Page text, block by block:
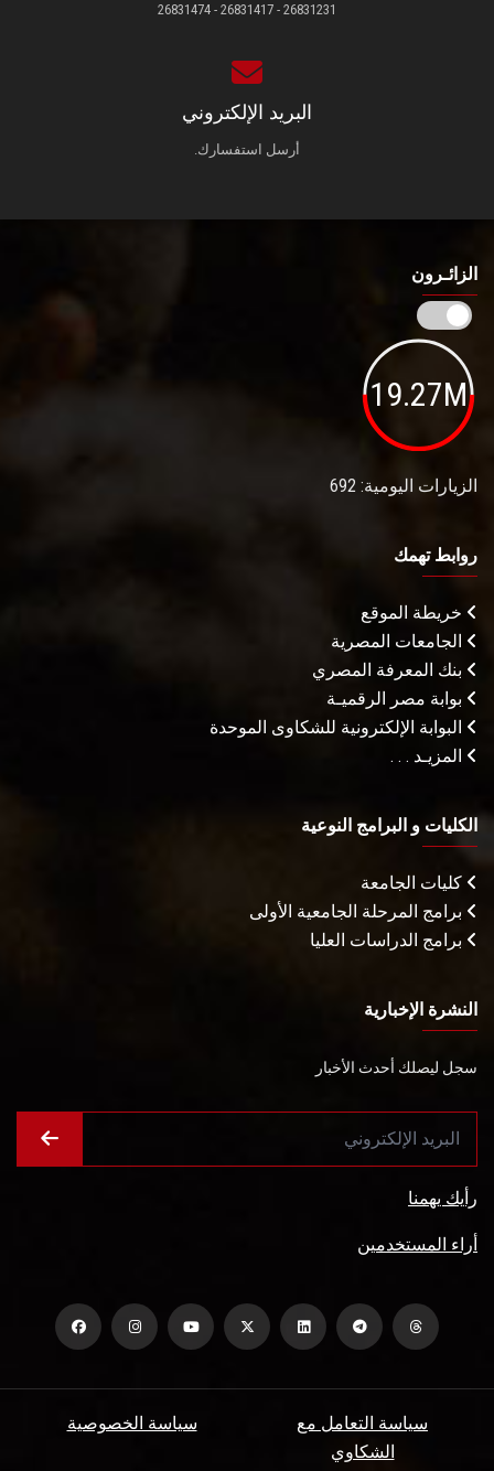
26831231 - 26831417 - 26831474
البريد الإلكتروني
أرسل استفسارك.
الزائـرون
19.27M
الزيارات اليومية: 692
روابط تهمك
خريطة الموقع
الجامعات المصرية
بنك المعرفة المصري
بوابة مصر الرقميـة
البوابة الإلكترونية للشكاوى الموحدة
المزيـد . . .
الكليات و البرامج النوعية
كليات الجامعة
برامج المرحلة الجامعية الأولى
برامج الدراسات العليا
النشرة الإخبارية
سجل ليصلك أحدث الأخبار
رأيك يهمنا
أراء المستخدمين
سياسة الخصوصية
سياسة التعامل مع
الشكاوي